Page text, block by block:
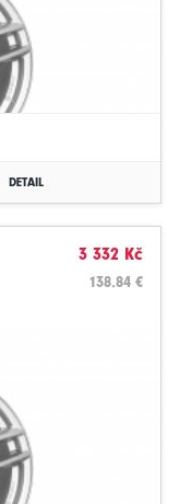
DETAIL
3 332 Kč
138.84 €